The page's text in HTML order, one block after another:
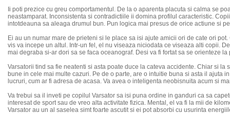
Ii poti prezice cu greu comportamentul. De la o aparenta placuta si calma se
neastamparat. Inconsistenta si contradictiile ii domina profilul caracteristic.
intotdeauna sa aleaga drumul bun. Pun logica mai presus de orice actiune si
Ei au un numar mare de prieteni si le place sa isi ajute amicii ori de cate ori
vis va incepe un altul. Intr-un fel, el nu viseaza niciodata ce viseaza alti copii.
mai degraba si-ar dori sa se faca oceanograf. Desi va fi fortat sa se orienteze
Varsatorii tind sa fie neatenti si asta poate duce la cateva accidente. Chiar si
bune in cele mai multe cazuri. Pe de o parte, are o intuitie buna si asta il ajuta
lucruri, cum ar fi adresa de acasa. Va avea o inteligenta neobisnuita acum si
Va trebui sa il inveti pe copilul Varsator sa isi puna ordine in ganduri ca sa
interesat de sport sau de vreo alta activitate fizica. Mental, el va fi la mii de
Varsator au un al saselea simt foarte ascutit si ei pot absorbi cu usurinta